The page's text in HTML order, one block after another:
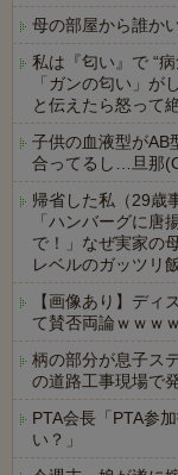
母の部屋から誰か
私は『匂い』で “
「ガンの匂い」が
と伝えたら怒って
子供の血液型がAB
合ってるし…旦那
帰省した私（29歳
「ハンバーグに唐
で！」なぜ実家の
レベルのガッツリ
【画像あり】ディ
て賛否両論ｗｗｗ
柄の部分が息子ス
の道路工事現場で
PTA会長「PTA参
い？」